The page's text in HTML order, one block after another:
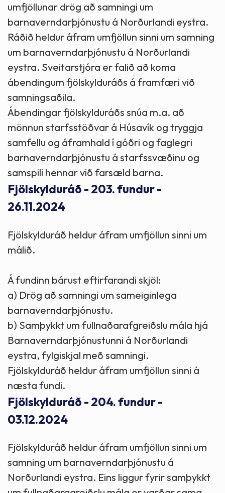
umfjöllunar drög að samningi um
barnaverndarþjónustu á Norðurlandi eystra.
Ráðið heldur áfram umfjöllun sinni um samning
um barnaverndarþjónustu á Norðurlandi
eystra. Sveitarstjóra er falið að koma
ábendingum fjölskylduráðs á framfæri við
samningsaðila.
Ábendingar fjölskylduráðs snúa m.a. að
mönnun starfsstöðvar á Húsavík og tryggja
samfellu og áframhald í góðri og faglegri
barnaverndarþjónustu á starfssvæðinu og
samspili hennar við farsæld barna.
Fjölskylduráð - 203. fundur -
26.11.2024
Fjölskylduráð heldur áfram umfjöllun sinni um
málið.
Á fundinn bárust eftirfarandi skjöl:
a) Drög að samningi um sameiginlega
barnaverndarþjónustu.
b) Samþykkt um fullnaðarafgreiðslu mála hjá
Barnaverndarþjónustunni á Norðurlandi
eystra, fylgiskjal með samningi.
Fjölskylduráð heldur áfram umfjöllun sinni á
næsta fundi.
Fjölskylduráð - 204. fundur -
03.12.2024
Fjölskylduráð heldur áfram umfjöllun sinni um
samning um barnaverndarþjónustu á
Norðurlandi eystra. Eins liggur fyrir samþykkt